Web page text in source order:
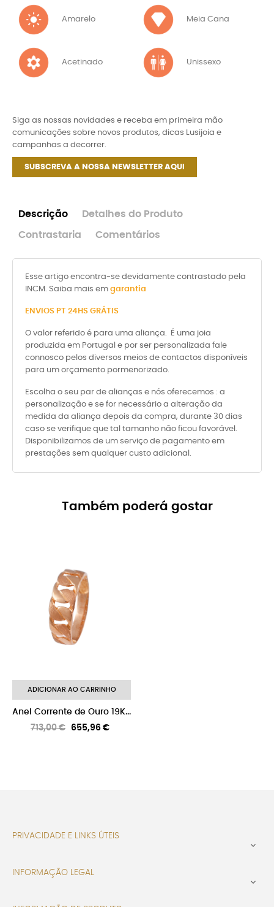
Amarelo Meia Cana
Acetinado Unissexo
Siga as nossas novidades e receba em primeira mão
comunicações sobre novos produtos, dicas Lusijoia e
campanhas a decorrer.
SUBSCREVA A NOSSA NEWSLETTER AQUI
Descrição Detalhes do Produto
Contrastaria Comentários
Esse artigo encontra-se devidamente contrastado pela
INCM. Saiba mais em garantia
ENVIOS PT 24HS GRÁTIS
O valor referido é para uma aliança. É uma joia
produzida em Portugal e por ser personalizada fale
connosco pelos diversos meios de contactos disponíveis
para um orçamento pormenorizado.
Escolha o seu par de alianças e nós oferecemos : a
personalização e se for necessário a alteração da
medida da aliança depois da compra, durante 30 dias
caso se verifique que tal tamanho não ficou favorável.
Disponibilizamos de um serviço de pagamento em
prestações sem qualquer custo adicional.
Também poderá gostar
ADICIONAR AO CARRINHO
Anel Corrente de Ouro 19K...
Preço
713,00 € Preço
655,96 €
PRIVACIDADE E LINKS ÚTEIS

INFORMAÇÃO LEGAL
